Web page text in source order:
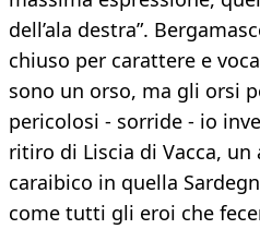
dell’ala destra”.
chiuso per carattere e
sono un orso, ma gli orsi
pericolosi - sorride - io
ritiro di Liscia di Vacca,
caraibico in quella
come tutti gli eroi che